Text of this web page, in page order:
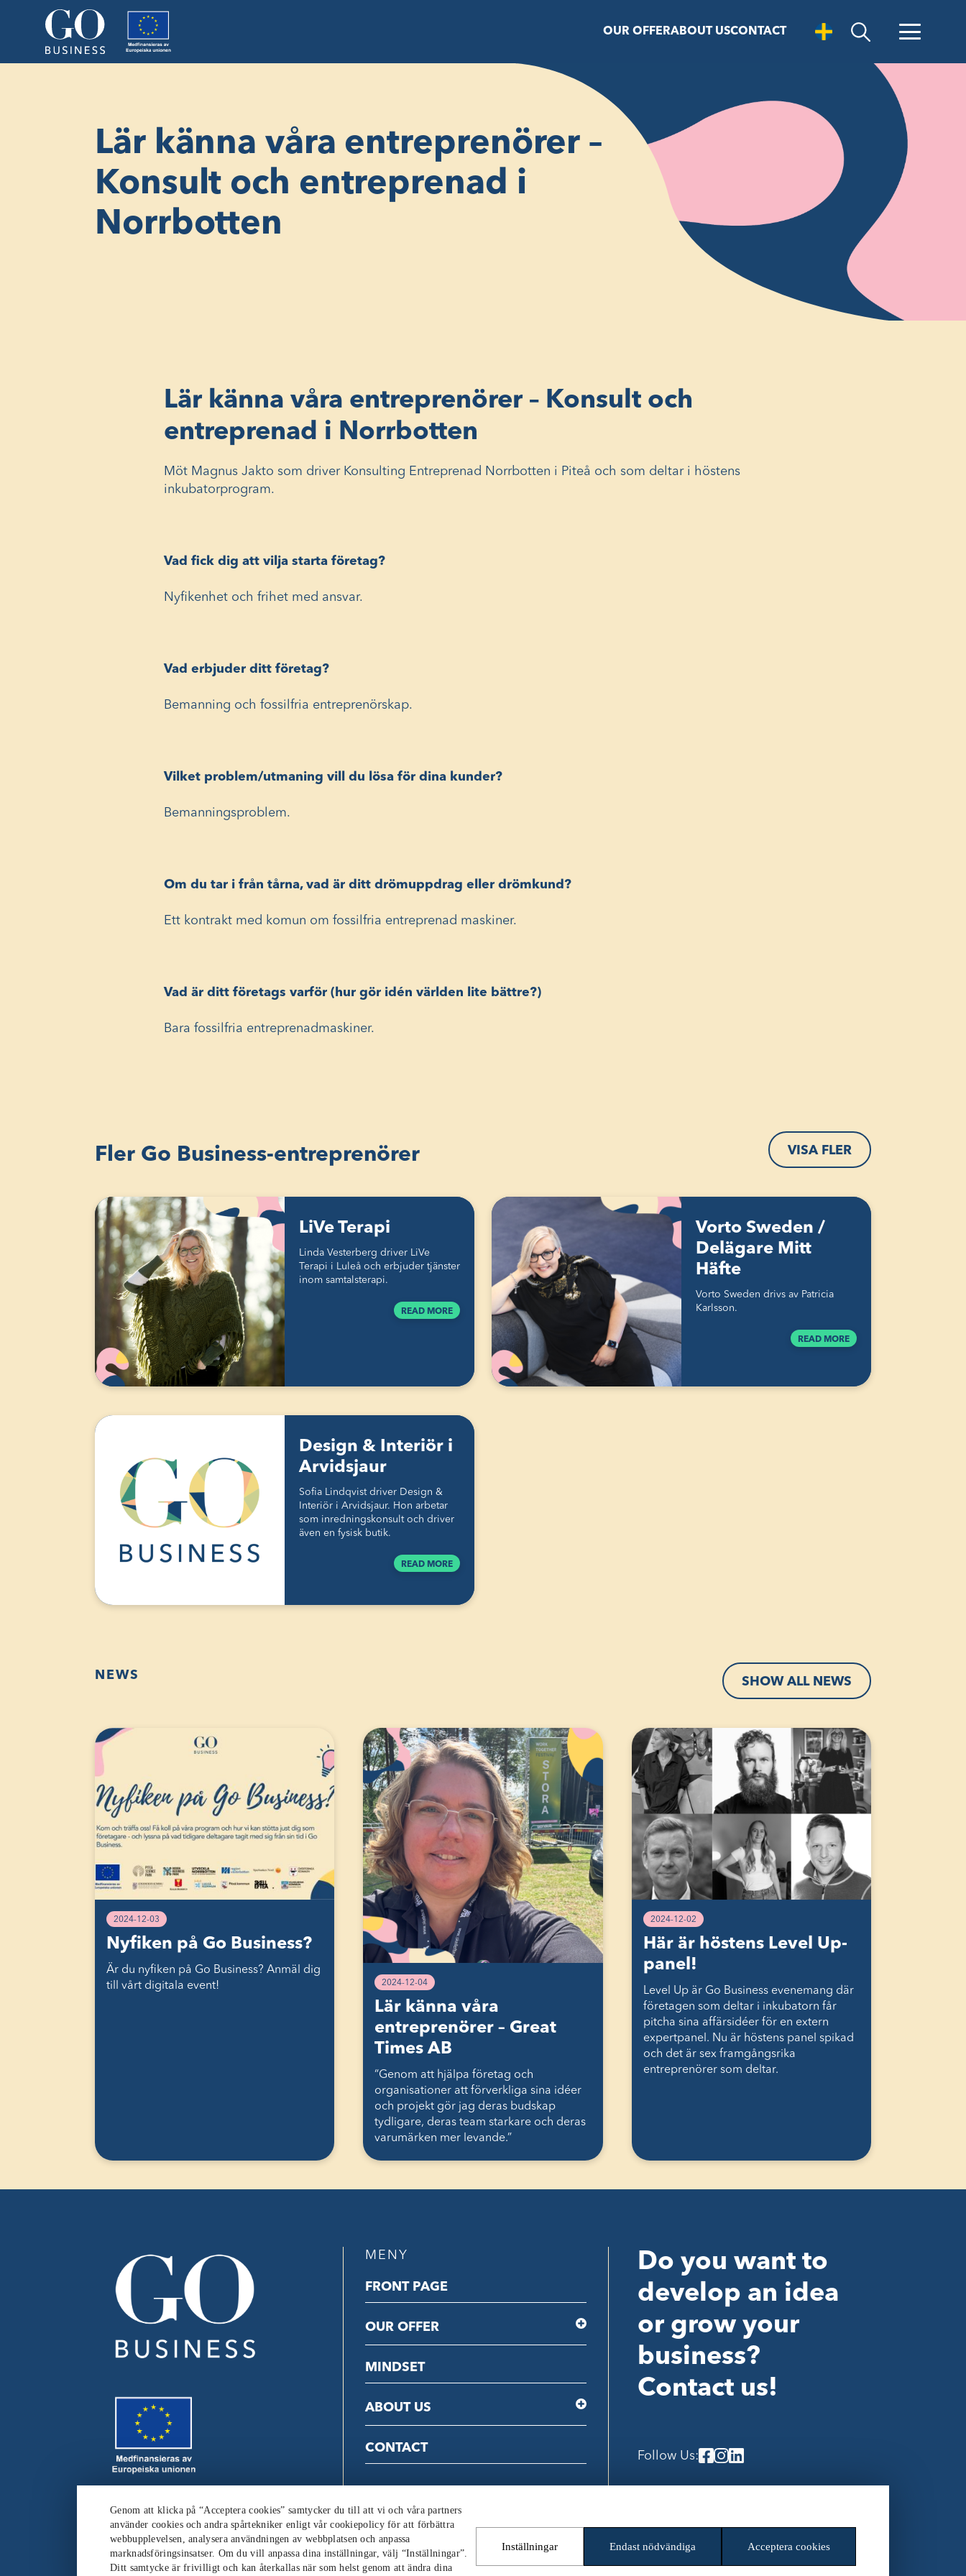
OUR OFFERABOUT USCONTACT
Open Search
-
Lär känna våra entreprenörer –
Konsult och entreprenad i
Norrbotten
Lär känna våra entreprenörer – Konsult och
entreprenad i Norrbotten
Möt Magnus Jakto som driver Konsulting Entreprenad Norrbotten i Piteå och som deltar i höstens
inkubatorprogram.
Vad fick dig att vilja starta företag?
Nyfikenhet och frihet med ansvar.
Vad erbjuder ditt företag?
Bemanning och fossilfria entreprenörskap.
Vilket problem/utmaning vill du lösa för dina kunder?
Bemanningsproblem.
Om du tar i från tårna, vad är ditt drömuppdrag eller drömkund?
Ett kontrakt med komun om fossilfria entreprenad maskiner.
Vad är ditt företags varför (hur gör idén världen lite bättre?)
Bara fossilfria entreprenadmaskiner.
Fler Go Business-entreprenörer VISA FLER
LiVe Terapi
Linda Vesterberg driver LiVe
Terapi i Luleå och erbjuder tjänster
inom samtalsterapi.
READ MORE
Vorto Sweden /
Delägare Mitt
Häfte
Vorto Sweden drivs av Patricia
Karlsson.
READ MORE
Design & Interiör i
Arvidsjaur
Sofia Lindqvist driver Design &
Interiör i Arvidsjaur. Hon arbetar
som inredningskonsult och driver
även en fysisk butik.
READ MORE
NEWS SHOW ALL NEWS
2024-12-03
Nyfiken på Go Business?
Är du nyfiken på Go Business? Anmäl dig
till vårt digitala event!
2024-12-04
Lär känna våra
entreprenörer – Great
Times AB
“Genom att hjälpa företag och
organisationer att förverkliga sina idéer
och projekt gör jag deras budskap
tydligare, deras team starkare och deras
varumärken mer levande.”
2024-12-02
Här är höstens Level Up-
panel!
Level Up är Go Business evenemang där
företagen som deltar i inkubatorn får
pitcha sina affärsidéer för en extern
expertpanel. Nu är höstens panel spikad
och det är sex framgångsrika
entreprenörer som deltar.
MENY
FRONT PAGE
OUR OFFER
MINDSET
ABOUT US
CONTACT
Do you want to
develop an idea
or grow your
business?
Contact us!
Follow Us:
Genom att klicka på “Acceptera cookies” samtycker du till att vi och våra partners
använder cookies och andra spårtekniker enligt vår cookiepolicy för att förbättra
webbupplevelsen, analysera användningen av webbplatsen och anpassa
marknadsföringsinsatser. Om du vill anpassa dina inställningar, välj “Inställningar”.
Ditt samtycke är frivilligt och kan återkallas när som helst genom att ändra dina
Inställningar Endast nödvändiga Acceptera cookies